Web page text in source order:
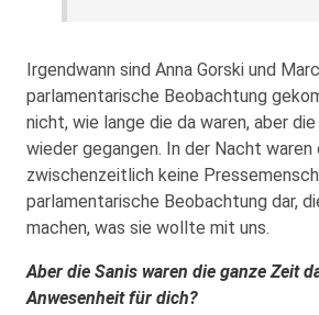
Irgendwann sind Anna Gorski und
parlamentarische Beobachtung
nicht, wie lange die da waren, aber die
wieder gegangen. In der Nacht waren
zwischenzeitlich keine
parlamentarische Beobachtung dar,
machen, was sie wollte mit uns.
Aber die Sanis waren die ganze Zeit
Anwesenheit für dich?